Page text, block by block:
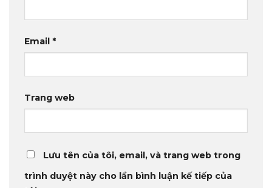
Email *
Trang web
Lưu tên của tôi, email, và trang web trong
trình duyệt này cho lần bình luận kế tiếp của